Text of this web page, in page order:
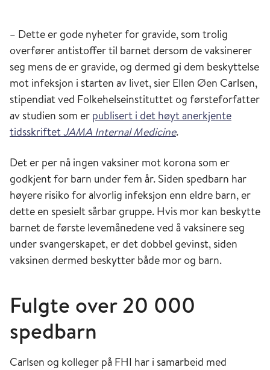
– Dette er gode nyheter for gravide, som trolig
overfører antistoffer til barnet dersom de vaksinerer
seg mens de er gravide, og dermed gi dem beskyttelse
mot infeksjon i starten av livet, sier Ellen Øen Carlsen,
stipendiat ved Folkehelseinstituttet og førsteforfatter
av studien som er publisert i det høyt anerkjente
tidsskriftetJAMA Internal Medicine.
Det er per nå ingen vaksiner mot korona som er
godkjent for barn under fem år. Siden spedbarn har
høyere risiko for alvorlig infeksjon enn eldre barn, er
dette en spesielt sårbar gruppe. Hvis mor kan beskytte
barnet de første levemånedene ved å vaksinere seg
under svangerskapet, er det dobbel gevinst, siden
vaksinen dermed beskytter både mor og barn.
Fulgte over 20 000
spedbarn
Carlsen og kolleger på FHI har i samarbeid med